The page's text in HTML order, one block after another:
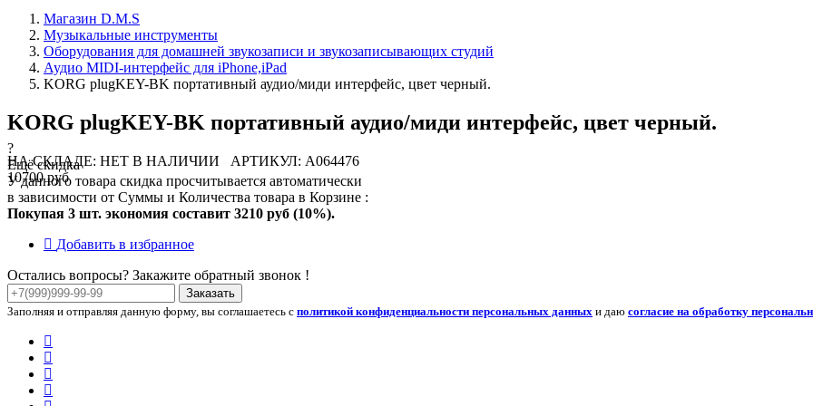
Магазин D.M.S
Музыкальные инструменты
Оборудования для домашней звукозаписи и звукозаписывающих студий
Аудио MIDI-интерфейс для iPhone,iPad
KORG plugKEY-BK портативный аудио/миди интерфейс, цвет черный.
KORG plugKEY-BK портативный аудио/миди интерфейс, цвет черный.
НА СКЛАДЕ: НЕТ В НАЛИЧИИ АРТИКУЛ: A064476
10700 руб
?
Ещё скидка
У данного товара скидка просчитывается автоматически
в зависимости от Суммы и Количества товара в Корзине :
Покупая 3 шт. экономия составит 3210 руб (10%).
Добавить в избранное
Остались вопросы? Закажите обратный звонок !
Заказать
Заполняя и отправляя данную форму, вы соглашаетесь с политикой конфиденциальности персональных данных и даю согласие на обработку